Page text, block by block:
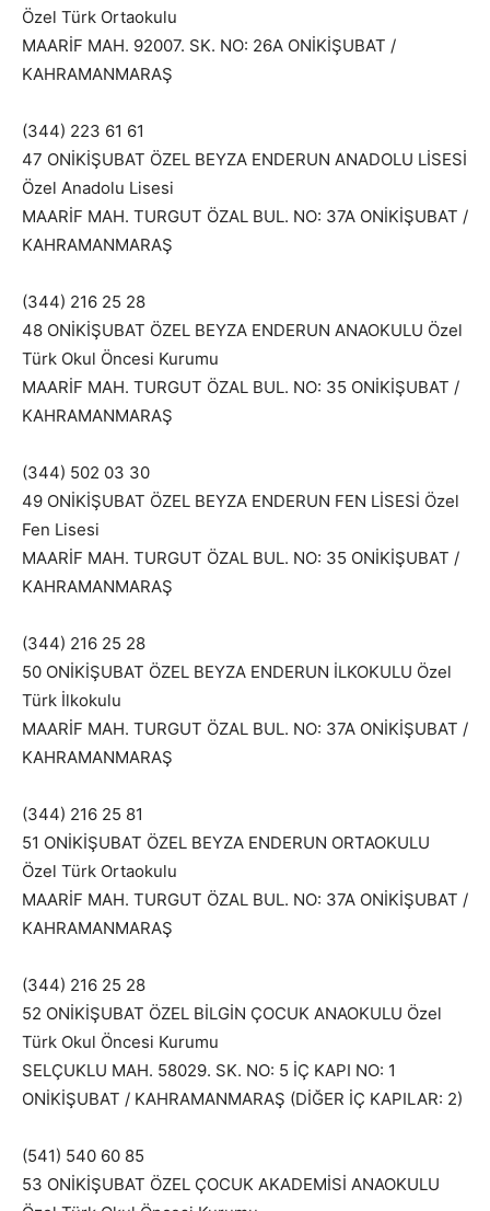
Özel Türk Ortaokulu
MAARİF MAH. 92007. SK. NO: 26A ONİKİŞUBAT /
KAHRAMANMARAŞ
(344) 223 61 61
47 ONİKİŞUBAT ÖZEL BEYZA ENDERUN ANADOLU LİSESİ
Özel Anadolu Lisesi
MAARİF MAH. TURGUT ÖZAL BUL. NO: 37A ONİKİŞUBAT /
KAHRAMANMARAŞ
(344) 216 25 28
48 ONİKİŞUBAT ÖZEL BEYZA ENDERUN ANAOKULU Özel
Türk Okul Öncesi Kurumu
MAARİF MAH. TURGUT ÖZAL BUL. NO: 35 ONİKİŞUBAT /
KAHRAMANMARAŞ
(344) 502 03 30
49 ONİKİŞUBAT ÖZEL BEYZA ENDERUN FEN LİSESİ Özel
Fen Lisesi
MAARİF MAH. TURGUT ÖZAL BUL. NO: 35 ONİKİŞUBAT /
KAHRAMANMARAŞ
(344) 216 25 28
50 ONİKİŞUBAT ÖZEL BEYZA ENDERUN İLKOKULU Özel
Türk İlkokulu
MAARİF MAH. TURGUT ÖZAL BUL. NO: 37A ONİKİŞUBAT /
KAHRAMANMARAŞ
(344) 216 25 81
51 ONİKİŞUBAT ÖZEL BEYZA ENDERUN ORTAOKULU
Özel Türk Ortaokulu
MAARİF MAH. TURGUT ÖZAL BUL. NO: 37A ONİKİŞUBAT /
KAHRAMANMARAŞ
(344) 216 25 28
52 ONİKİŞUBAT ÖZEL BİLGİN ÇOCUK ANAOKULU Özel
Türk Okul Öncesi Kurumu
SELÇUKLU MAH. 58029. SK. NO: 5 İÇ KAPI NO: 1
ONİKİŞUBAT / KAHRAMANMARAŞ (DİĞER İÇ KAPILAR: 2)
(541) 540 60 85
53 ONİKİŞUBAT ÖZEL ÇOCUK AKADEMİSİ ANAOKULU